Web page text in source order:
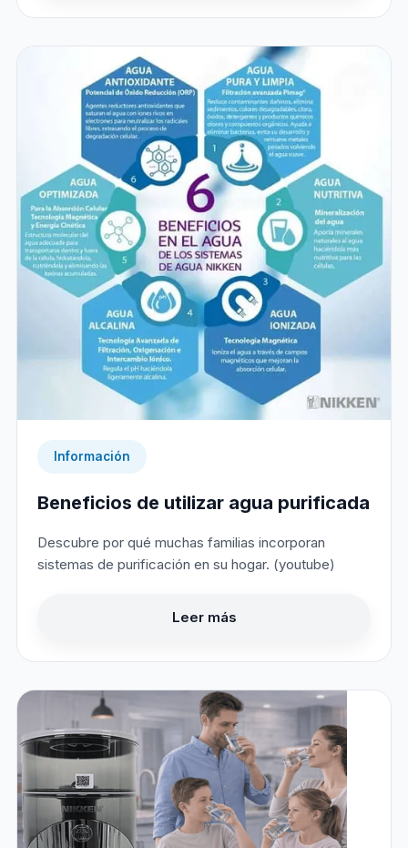
Información
Beneficios de utilizar agua purificada
Descubre por qué muchas familias incorporan
sistemas de purificación en su hogar. (youtube)
Leer más